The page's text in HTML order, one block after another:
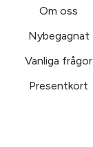
Om oss
Nybegagnat
Vanliga frågor
Presentkort